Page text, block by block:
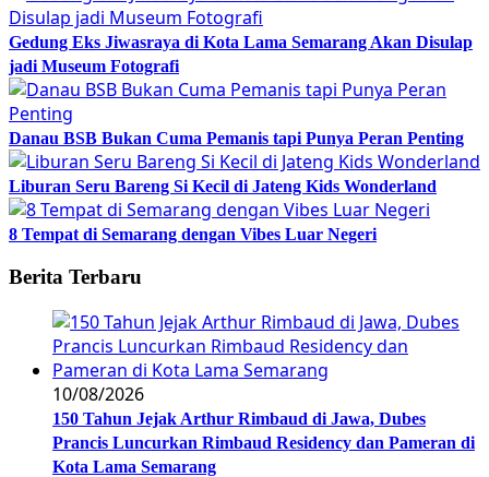
Gedung Eks Jiwasraya di Kota Lama Semarang Akan Disulap
jadi Museum Fotografi
Danau BSB Bukan Cuma Pemanis tapi Punya Peran Penting
Liburan Seru Bareng Si Kecil di Jateng Kids Wonderland
8 Tempat di Semarang dengan Vibes Luar Negeri
Berita Terbaru
10/08/2026
150 Tahun Jejak Arthur Rimbaud di Jawa, Dubes
Prancis Luncurkan Rimbaud Residency dan Pameran di
Kota Lama Semarang